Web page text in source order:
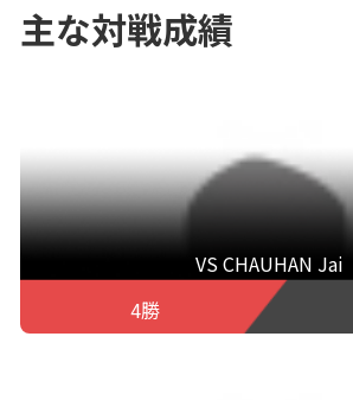
主な対戦成績
VS CHAUHAN Jai
4勝